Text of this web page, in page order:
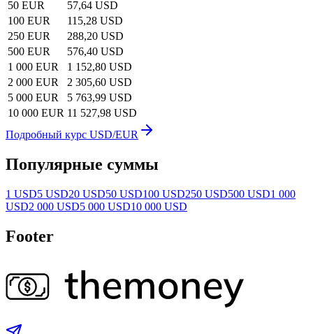
50 EUR
57,64 USD
100 EUR
115,28 USD
250 EUR
288,20 USD
500 EUR
576,40 USD
1 000 EUR
1 152,80 USD
2 000 EUR
2 305,60 USD
5 000 EUR
5 763,99 USD
10 000 EUR 11 527,98 USD
Подробный курс USD/EUR
Популярные суммы
1 USD5 USD20 USD50 USD100 USD250 USD500 USD1 000
USD2 000 USD5 000 USD10 000 USD
Footer